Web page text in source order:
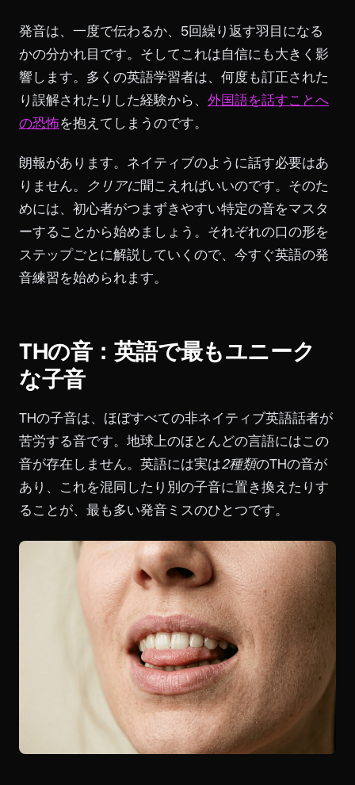
発音は、一度で伝わるか、5回繰り返す羽目になる
かの分かれ目です。そしてこれは自信にも大きく影
響します。多くの英語学習者は、何度も訂正された
り誤解されたりした経験から、 外国語を話すことへ
の恐怖を抱えてしまうのです。
朗報があります。ネイティブのように話す必要はあ
りません。
クリアに聞こえればいいのです。そのた
めには、初心者がつまずきやすい特定の音をマスタ
ーすることから始めましょう。それぞれの口の形を
ステップごとに解説していくので、今すぐ英語の発
音練習を始められます。
THの音：英語で最もユニーク
な子音
THの子音は、ほぼすべての非ネイティブ英語話者が
苦労する音です。地球上のほとんどの言語にはこの
音が存在しません。英語には実は2種類のTHの音が
あり、これを混同したり別の子音に置き換えたりす
ることが、最も多い発音ミスのひとつです。